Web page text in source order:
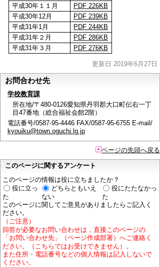
平成30年１１月
PDF 226KB
平成30年12月
PDF 239KB
平成31年1月
PDF 244KB
平成31年２月
PDF 286KB
平成31年３月
PDF 276KB
更新日 2019年6月27日
お問合わせ先
学校教育課
所在地/〒480-0126愛知県丹羽郡大口町伝右一丁
目47番地（総合福祉会館2階）
電話番号/0587-95-4446 FAX/0587-95-6755 E-mail/
kyouiku@town.oguchi.lg.jp
ページの先頭へ戻る
このページに関するアンケート
このページの情報は役に立ちましたか？
役に立っ
た
どちらともいえ
ない
役にたたなかっ
た
このページに関してご意見がありましたらご記入く
ださい。
（ご注意）
回答が必要なお問い合わせは，直接このページの
「お問い合わせ先」（ページ作成部署）へご連絡く
ださい。（こちらではお受けできません）。
また住所・電話番号などの個人情報は記入しないで
ください。